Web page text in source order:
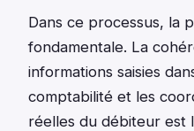
Dans ce processus, la
fondamentale. La
informations saisies
comptabilité et les
réelles du débiteur est